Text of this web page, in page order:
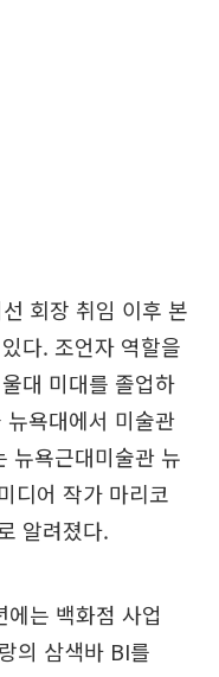
회장 취임 이후 본
다. 조언자 역할을
대 미대를 졸업하
욕대에서 미술관
뉴욕근대미술관 뉴
디어 작가 마리코
알려졌다.
는 백화점 사업
의 삼색바 BI를